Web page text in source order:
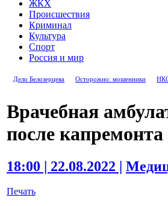
ЖКХ
Происшествия
Криминал
Культура
Спорт
Россия и мир
Дело Белозерцева Осторожно: мошенники
Врачебная
после капремонта
18:00 | 22.08.2022 |
Печать